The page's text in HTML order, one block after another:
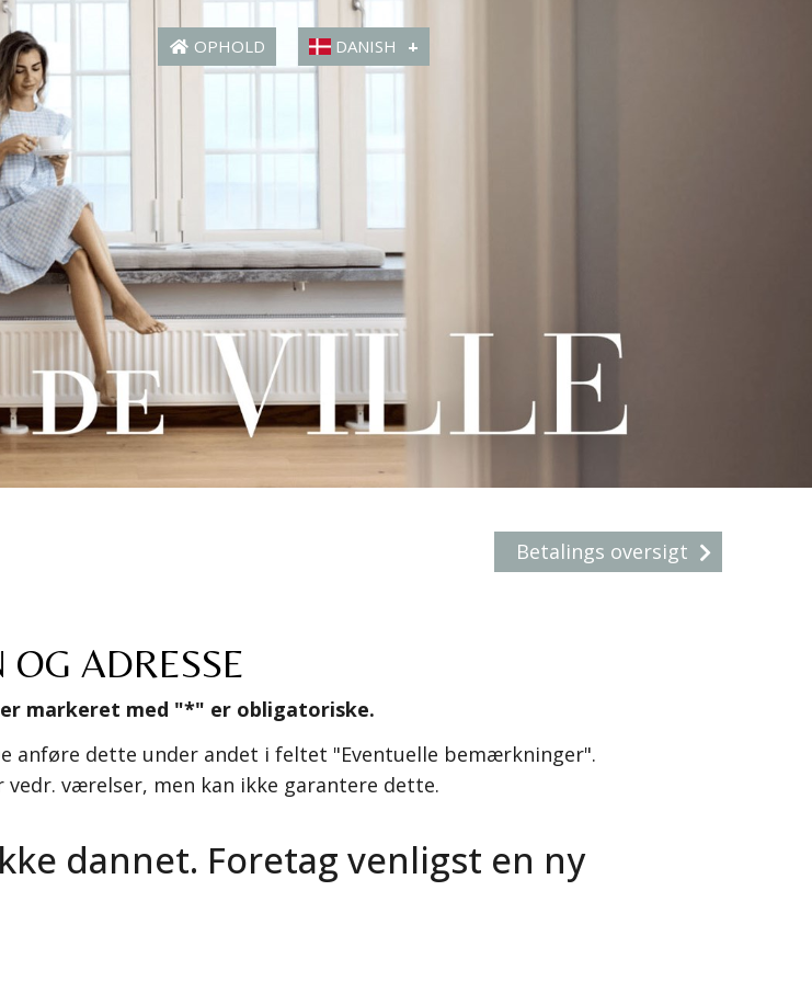
OPHOLD DANISH
Betalings oversigt
OG ADRESSE
markeret med "*" er obligatoriske.
anføre dette under andet i feltet "Eventuelle bemærkninger".
værelser, men kan ikke garantere dette.
dannet. Foretag venligst en ny